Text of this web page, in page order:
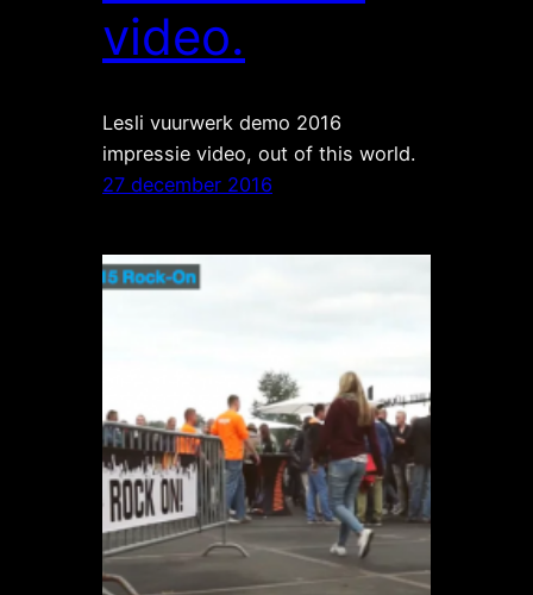
video.
Lesli vuurwerk demo 2016
impressie video, out of this world.
27 december 2016